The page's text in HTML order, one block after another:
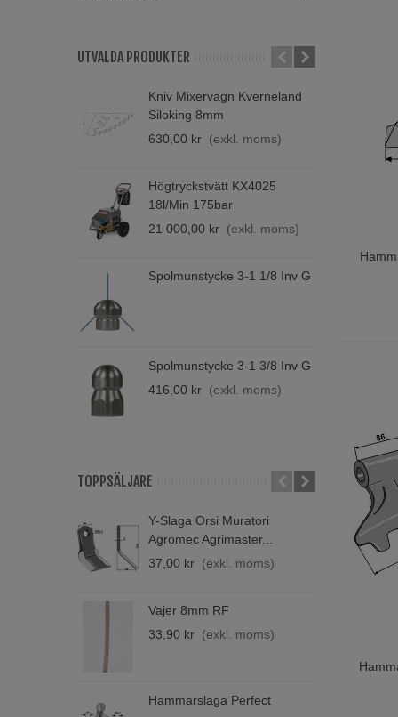
UTVALDA PRODUKTER
Kniv Mixervagn Kverneland
Siloking 8mm
630,00 kr (exkl. moms)
Högtryckstvätt KX4025
18l/min 175bar
21 000,00 kr (exkl. moms)
Spolmunstycke 3-1 1/8 Inv G
Spolmunstycke 3-1 3/8 Inv G
416,00 kr (exkl. moms)
TOPPSÄLJARE
Y-Slaga Orsi Muratori
Agromec Agrimaster...
37,00 kr (exkl. moms)
Vajer 8mm RF
33,90 kr (exkl. moms)
Hammarslaga Perfect
Vi
som
redskap
Genom
Ta ditt
din
Lägg
Lägg